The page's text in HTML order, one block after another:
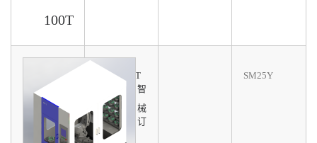
100T
U500-100T
的自动化智
能料库
由宝力机械
公司量身订
制
SM25Y